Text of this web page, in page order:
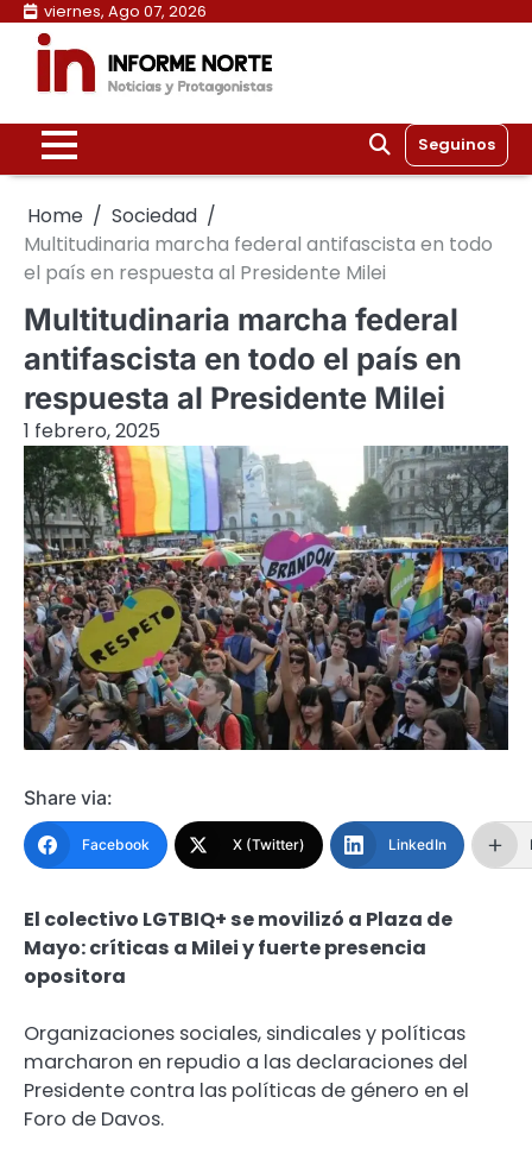
Skip
content
viernes, Ago 07, 2026
Seguinos
Home
Sociedad
Multitudinaria marcha federal antifascista en todo
el país en respuesta al Presidente Milei
Multitudinaria marcha federal
antifascista en todo el país en
respuesta al Presidente Milei
1 febrero, 2025
Share via:
Facebook X (Twitter) LinkedIn
El colectivo LGTBIQ+ se movilizó a Plaza de
Mayo: críticas a Milei y fuerte presencia
opositora
Organizaciones sociales, sindicales y políticas
marcharon en repudio a las declaraciones del
Presidente contra las políticas de género en el
Foro de Davos.